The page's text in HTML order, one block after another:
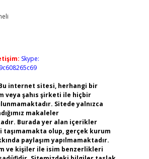
Skype:
internet sitesi, herhangi bir
veya şahıs şirketi ile hiçbir
Sitede yalnızca
makaleler
Burada yer alan içerikler
taşımamakta olup, gerçek kurum
paylaşım yapılmamaktadır.
ve kişiler ile isim benzerlikleri